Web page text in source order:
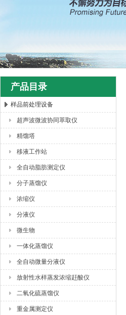
杭州川一实验仪器有限公司
产品目录
样品前处理设备
超声波微波协同萃取仪
精馏塔
移液工作站
全自动脂肪测定仪
分子蒸馏仪
浓缩仪
分液仪
微生物
一体化蒸馏仪
全自动微量分液仪
放射性水样蒸发浓缩赶酸仪
二氧化硫蒸馏仪
重金属测定仪